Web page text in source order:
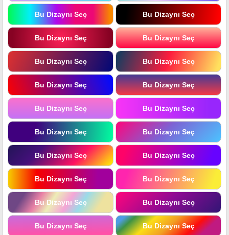
Bu Dizaynı Seç Bu Dizaynı Seç
Bu Dizaynı Seç Bu Dizaynı Seç
Bu Dizaynı Seç Bu Dizaynı Seç
Bu Dizaynı Seç Bu Dizaynı Seç
Bu Dizaynı Seç Bu Dizaynı Seç
Bu Dizaynı Seç Bu Dizaynı Seç
Bu Dizaynı Seç Bu Dizaynı Seç
Bu Dizaynı Seç Bu Dizaynı Seç
Bu Dizaynı Seç Bu Dizaynı Seç
Bu Dizaynı Seç Bu Dizaynı Seç